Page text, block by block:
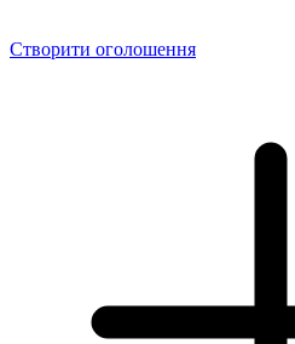
Створити оголошення